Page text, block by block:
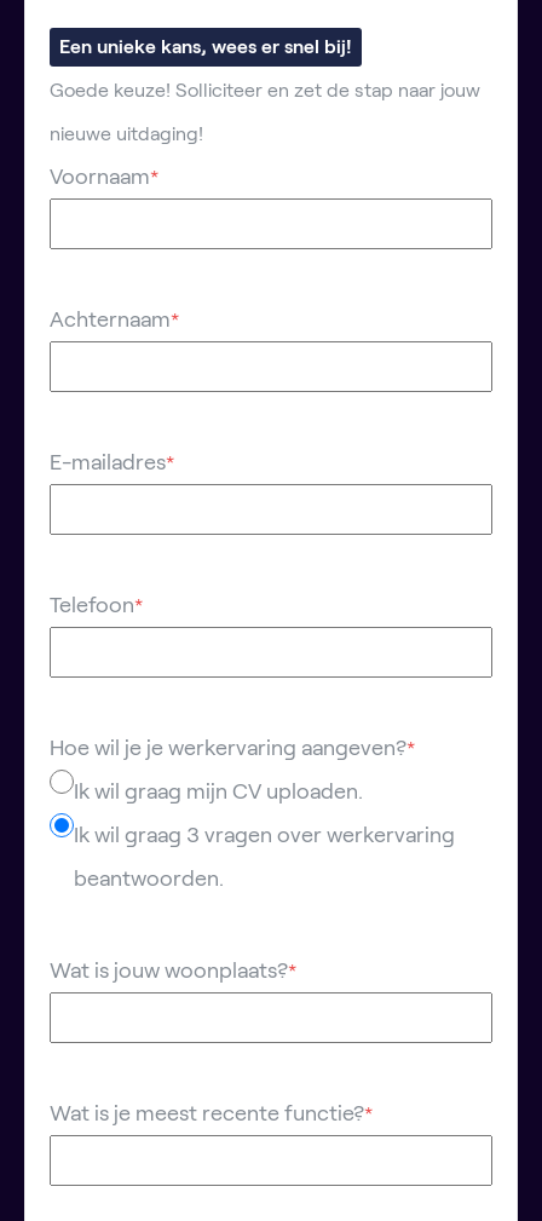
Een unieke kans, wees er snel bij!
Goede keuze! Solliciteer en zet de stap naar jouw
nieuwe uitdaging!
Voornaam*
Achternaam*
E-mailadres*
Telefoon*
Hoe wil je je werkervaring aangeven?*
Ik wil graag mijn CV uploaden.
Ik wil graag 3 vragen over werkervaring
beantwoorden.
Wat is jouw woonplaats?*
Wat is je meest recente functie?*